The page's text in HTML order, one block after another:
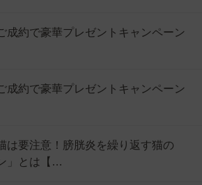
成約で豪華プレゼントキャンペーン
成約で豪華プレゼントキャンペーン
は要注意！膀胱炎を繰り返す猫の
」とは【…